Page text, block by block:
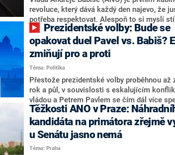
značně pochybuje. Podle něj současná
nemá osobu, která by Pavlovi mohla
revoluce, který dává každý den najevo, že
potřeba respektovat. Alespoň to si myslí
ministryně spravedlnosti ODS Eva Decroix. V
rozhovoru pro CNN Prima NEWS si
ohledně politického výkonu svého nástupce
Tejce (za ANO) či vládní zmocněnkyně pro
práva Taťány Malé (ANO). Označením
adresu vlády prý byla ještě hodná. Decroix
vrátila k volební porážce koalice Spolu či
hnutí Naše Česko Martina Kuby.
opakovat duel Pavel vs. Babiš?
zmiňují pro a proti
Téma: Politika
Přestože prezidentské volby proběhnou až
rok a půl, v souvislosti s eskalujícím
vládou a Petrem Pavlem se čím dál více
tom, koho by do bitvy o Hrad mohla vyslat
koalice. Někteří političtí komentátoři znovu
jméno premiéra Andreje Babiše (ANO). Jak
pravděpodobné, že se v prezidentských
bude znovu opakovat souboj z roku 2023?
Těžkosti ANO v Praze:
kandidáta na primátora zřejmě
u Senátu jasno nemá
Téma: Praha